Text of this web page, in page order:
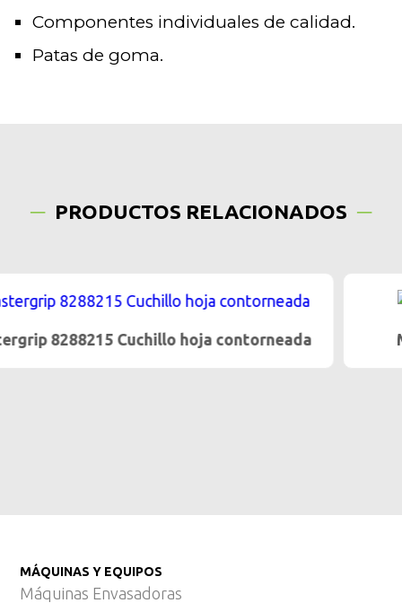
Componentes individuales de calidad.
Patas de goma.
PRODUCTOS RELACIONADOS
Mastergrip 8289115 Cuchillo carnicero
MÁQUINAS Y EQUIPOS
Máquinas Envasadoras